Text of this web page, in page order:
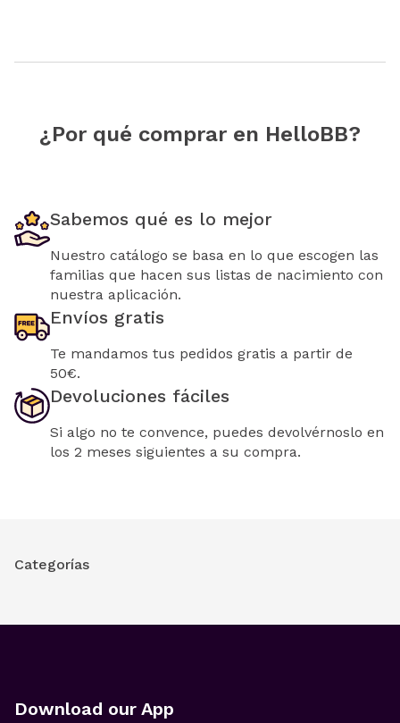
¿Por qué comprar en HelloBB?
Sabemos qué es lo mejor
Nuestro catálogo se basa en lo que escogen las
familias que hacen sus listas de nacimiento con
nuestra aplicación.
Envíos gratis
Te mandamos tus pedidos gratis a partir de
50€.
Devoluciones fáciles
Si algo no te convence, puedes devolvérnoslo en
los 2 meses siguientes a su compra.
Categorías
Download our App